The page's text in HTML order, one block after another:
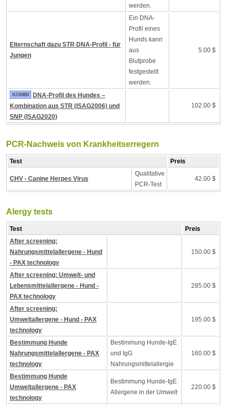
werden.
Elternschaft dazu STR DNA-Profil - für
Jungen
Ein DNA-
Profil eines
Hunds kann
aus
Blutprobe
festgestellt
werden.
5.00 $
KOMBI
DNA-Profil des Hundes –
Kombination aus STR (ISAG2006) und
SNP (ISAG2020)
102.00 $
PCR-Nachweis von Krankheitserregern
Test Preis
CHV - Canine Herpes Virus
Qualitative
PCR-Test
42.00 $
Alergy tests
Test
Preis
After screening:
Nahrungsmittelallergene - Hund
- PAX technology
150.00 $
After screening: Umwelt- und
Lebensmittelallergene - Hund -
PAX technology
285.00 $
After screening:
Umweltallergene - Hund - PAX
technology
195.00 $
Bestimmung Hunde
Nahrungsmittelallergene - PAX
technology
Bestimmung Hunde-IgE
und IgG
Nahrungsmittelallergie
160.00 $
Bestimmung Hunde
Umweltallergene - PAX
technology
Bestimmung Hunde-IgE
Allergene in der Umwelt
220.00 $